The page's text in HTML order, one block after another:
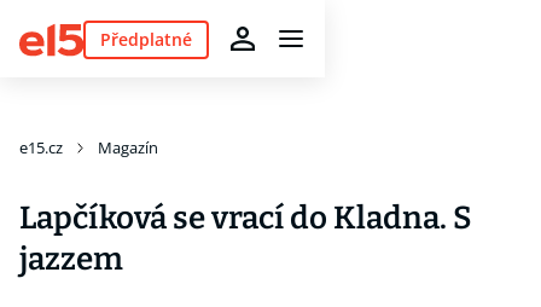
Předplatné
e15.cz Magazín
Lapčíková se vrací do Kladna. S
jazzem